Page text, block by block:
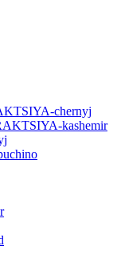
chernyj
kashemir